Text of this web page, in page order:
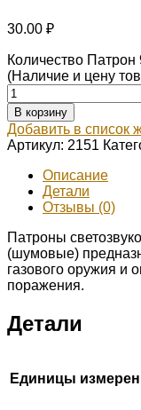
30.00 ₽
Количество Патрон
(Наличие и цену
В корзину
Добавить в список
Артикул: 2151
Описание
Детали
Отзывы (0)
Патроны
(шумовые)
газового оружия и
поражения.
Детали
Единицы